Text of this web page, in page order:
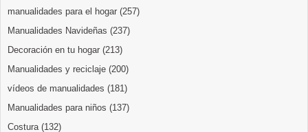
manualidades para el hogar (257)
Manualidades Navideñas (237)
Decoración en tu hogar (213)
Manualidades y reciclaje (200)
vídeos de manualidades (181)
Manualidades para niños (137)
Costura (132)